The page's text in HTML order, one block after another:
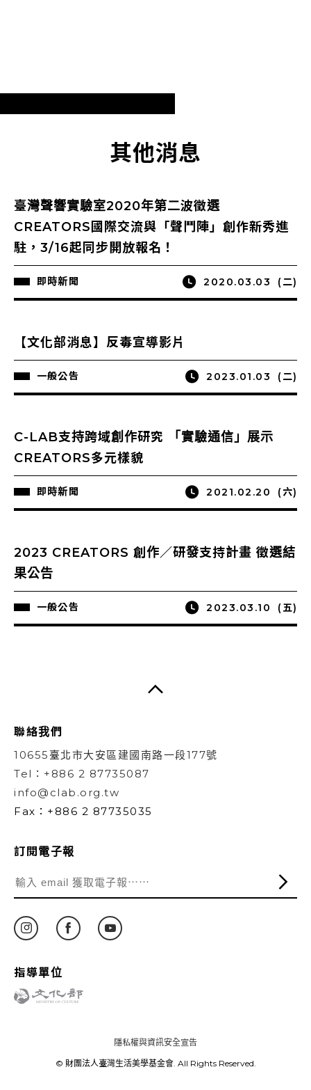
其他消息
臺灣聲響實驗室2020年第二波徵選
CREATORS國際交流與「聲鬥陣」創作新秀進
駐，3/16起同步開放報名！
即時新聞 2020.03.03 (二)
【文化部消息】反毒宣導影片
一般公告 2023.01.03 (二)
C-LAB支持跨域創作研究 「實驗通信」展示
CREATORS多元樣貌
即時新聞 2021.02.20 (六)
2023 CREATORS 創作／研發支持計畫 徵選結
果公告
一般公告 2023.03.10 (五)
聯絡我們
10655臺北市大安區建國南路一段177號
Tel：+886 2 87735087
info@clab.org.tw
Fax：+886 2 87735035
訂閱電子報
指導單位
隱私權與資訊安全宣告
© 財團法人臺灣生活美學基金會. All Rights Reserved.